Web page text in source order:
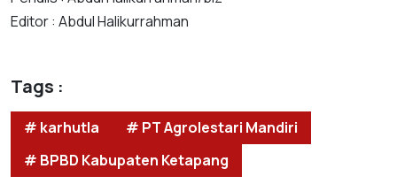
Editor : Abdul Halikurrahman
Tags :
# karhutla
# PT Agrolestari Mandiri
# BPBD Kabupaten Ketapang